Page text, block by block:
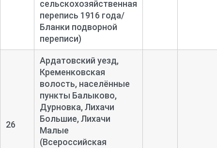
сельскохозяйственная
перепись 1916 года/
Бланки подворной
переписи)
26
Ардатовский уезд,
Кременковская
волость, населённые
пункты Балыково,
Дурновка, Лихачи
Большие, Лихачи
Малые
(Всероссийская